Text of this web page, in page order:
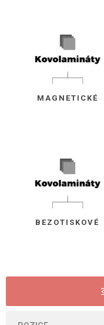
MAGNETICKÉ
BEZOTISKOVÉ